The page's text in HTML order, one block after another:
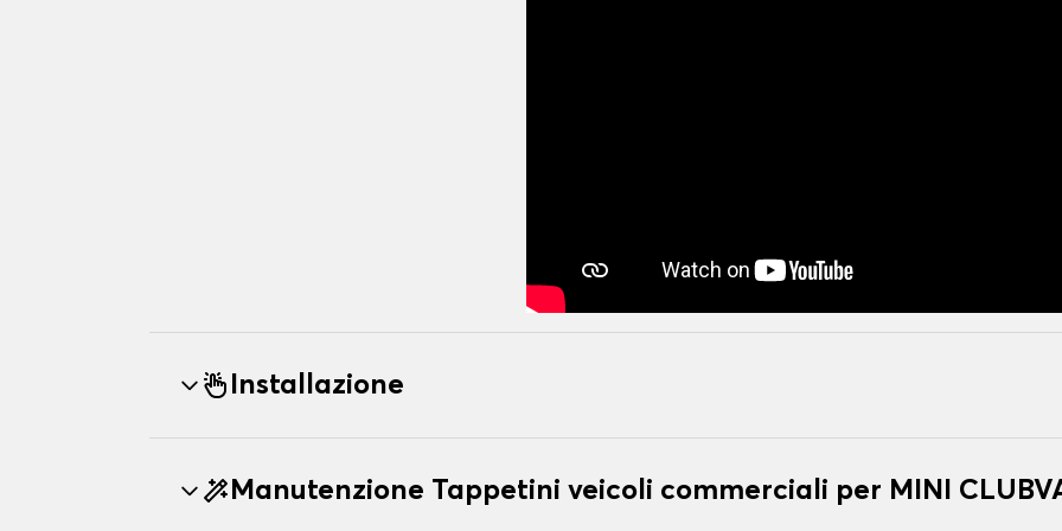
Installazione
Manutenzione Tappetini veicoli commerciali per MINI